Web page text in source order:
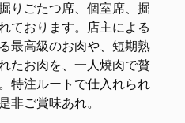
りごたつ席、個室席、掘
ております。店主による
最高級のお肉や、短期熟
たお肉を、一人焼肉で贅
特注ルートで仕入れられ
非ご賞味あれ。